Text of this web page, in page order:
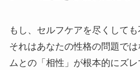
もし、セルフケアを尽くしても
それはあなたの性格の問題で
ムとの「相性」が根本的にズ